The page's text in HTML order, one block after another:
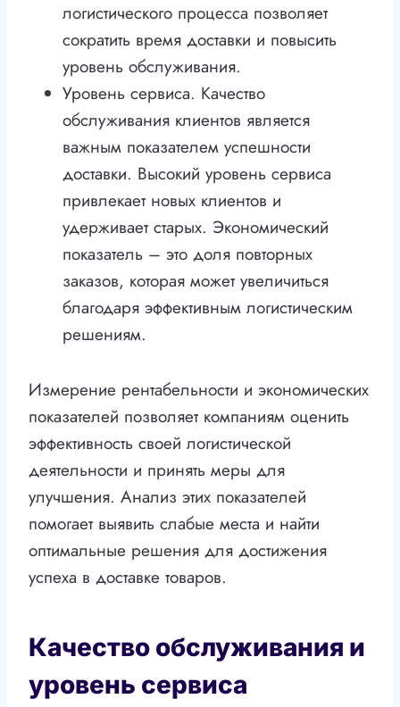
логистического процесса позволяет
сократить время доставки и повысить
уровень обслуживания.
Уровень сервиса. Качество
обслуживания клиентов является
важным показателем успешности
доставки. Высокий уровень сервиса
привлекает новых клиентов и
удерживает старых. Экономический
показатель – это доля повторных
заказов, которая может увеличиться
благодаря эффективным логистическим
решениям.
Измерение рентабельности и экономических
показателей позволяет компаниям оценить
эффективность своей логистической
деятельности и принять меры для
улучшения. Анализ этих показателей
помогает выявить слабые места и найти
оптимальные решения для достижения
успеха в доставке товаров.
Качество обслуживания и
уровень сервиса